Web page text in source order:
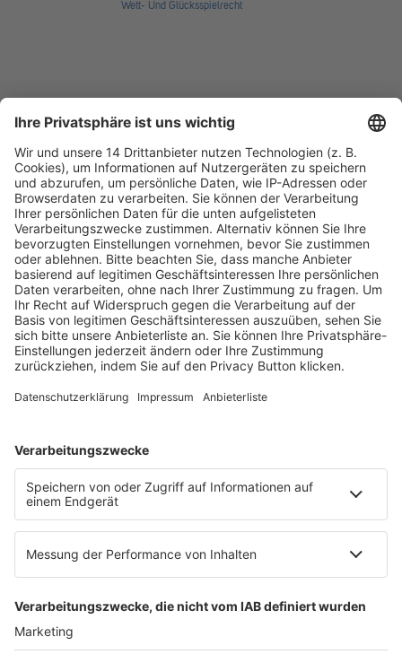
Wett- Und Glücksspielrecht
Fachmedien Recht und Wirtschaft
Ein Fachbereich der
dfv Mediengruppe
Mainzer Landstr. 251
60326 Frankfurt am Main
E-Mail:info@ruw.de
Web:https://www.ruw.de
AGB
Datenschutzerklärung
Genderhinweis
Cookie-Einstellungen